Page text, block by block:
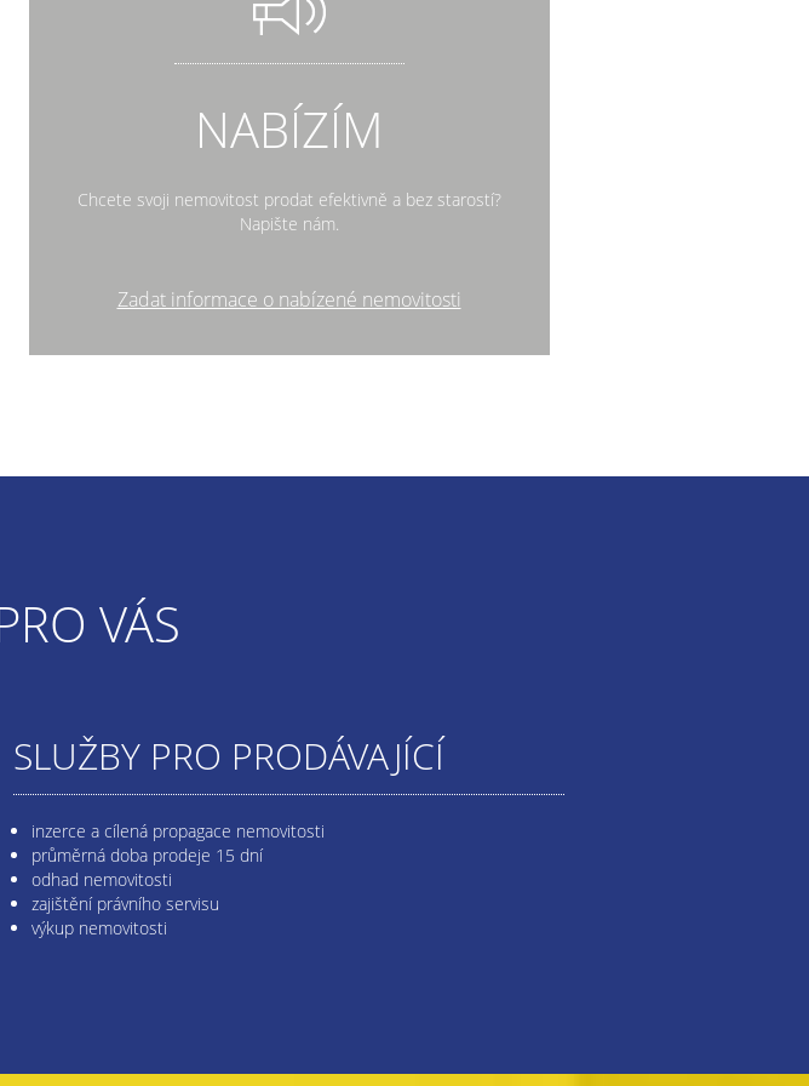
NABÍZÍM
Chcete svoji nemovitost prodat efektivně a bez starostí?
Napište nám.
Zadat informace o nabízené nemovitosti
VÁS
SLUŽBY PRO PRODÁVAJÍCÍ
inzerce a cílená propagace nemovitosti
průměrná doba prodeje 15 dní
odhad nemovitosti
zajištění právního servisu
výkup nemovitosti